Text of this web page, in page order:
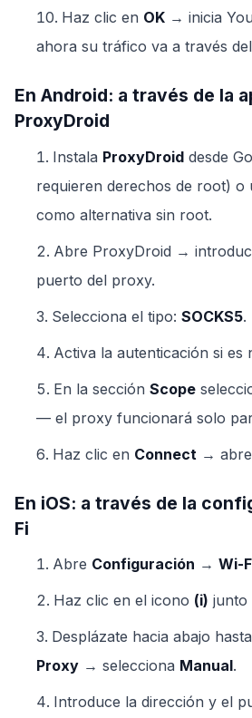
Haz clic en OK → inicia
ahora su tráfico va a través
En Android: a través de la
ProxyDroid
Instala ProxyDroid desde
requieren derechos de root) o
como alternativa sin root.
Abre ProxyDroid →
puerto del proxy.
Selecciona el tipo: SOCKS5.
Activa la autenticación si es
En la sección Scope
— el proxy funcionará solo
Haz clic en Connect →
En iOS: a través de la
Fi
Abre Configuración → Wi-
Haz clic en el icono (i) junto
Desplázate hacia abajo
Proxy → selecciona Manual.
Introduce la dirección y el